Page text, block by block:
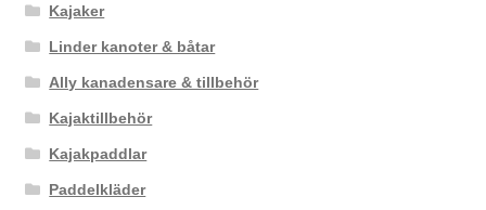
Kajaker
Linder kanoter & båtar
Ally kanadensare & tillbehör
Kajaktillbehör
Kajakpaddlar
Paddelkläder